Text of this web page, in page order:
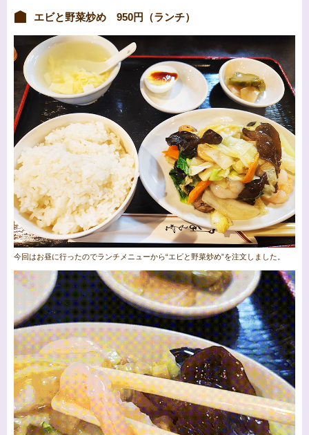
エビと野菜炒め 950円（ランチ）
今回はお昼に行ったのでランチメニューから“エビと野菜炒め”を注文しました。